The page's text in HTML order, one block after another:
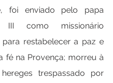
foi enviado pelo papa
III como missionário
restabelecer a paz e
fé na Provença; morreu à
trespassado por